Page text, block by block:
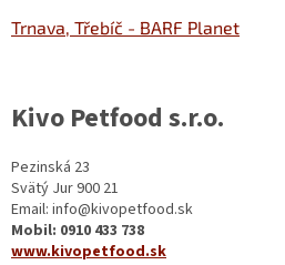
Trnava, Třebíč - BARF Planet
Kivo Petfood s.r.o.
Pezinská 23
Svätý Jur 900 21
Email: info@kivopetfood.sk
Mobil: 0910 433 738
www.kivopetfood.sk